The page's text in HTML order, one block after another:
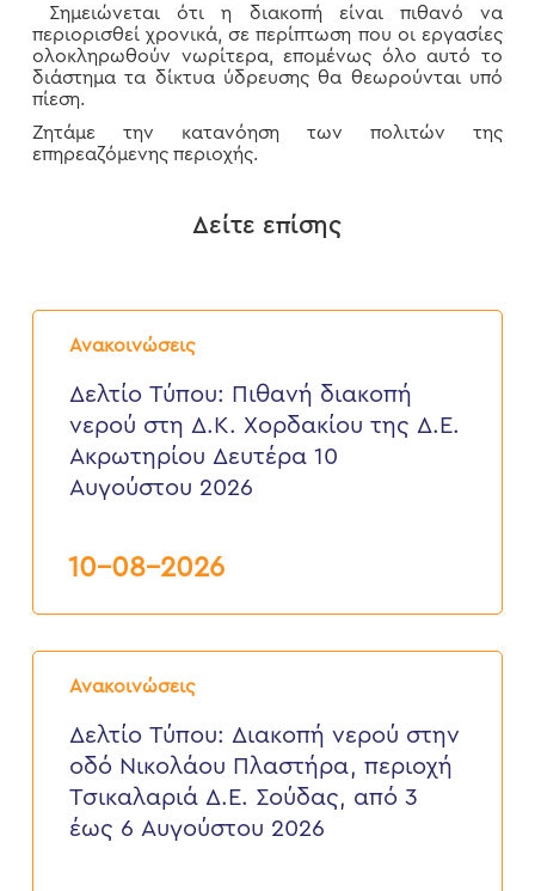
Σημειώνεται ότι η διακοπή είναι πιθανό να
περιορισθεί χρονικά, σε περίπτωση που οι εργασίες
ολοκληρωθούν νωρίτερα, επομένως όλο αυτό το
διάστημα τα δίκτυα ύδρευσης θα θεωρούνται υπό
πίεση.
Ζητάμε την κατανόηση των πολιτών της
επηρεαζόμενης περιοχής.
Δείτε επίσης
Ανακοινώσεις
Δελτίο
Τύπου:
διακοπή
νερού
Χορδακίου
Δευτέρα
2026
Δελτίο Τύπου: Πιθανή διακοπή
νερού στη Δ.Κ. Χορδακίου της Δ.Ε.
Ακρωτηρίου Δευτέρα 10
Αυγούστου 2026
10-08-2026
Ανακοινώσεις
Δελτίο
Τύπου:
νερού
στην
Νικολάου
Πλαστήρα,
περιοχή
Δελτίο Τύπου: Διακοπή νερού στην
οδό Νικολάου Πλαστήρα, περιοχή
Τσικαλαριά Δ.Ε. Σούδας, από 3
έως 6 Αυγούστου 2026